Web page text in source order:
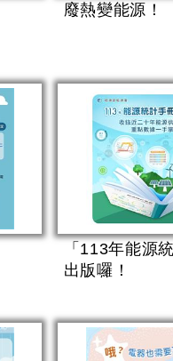
廢熱變能源！
「113年能源
出版囉！